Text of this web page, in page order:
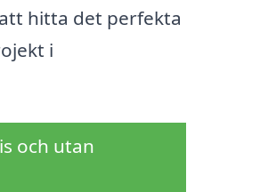
hitta det perfekta
i
och utan